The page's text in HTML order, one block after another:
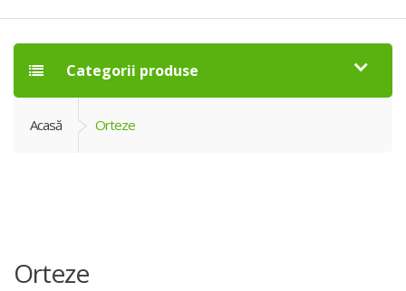
Categorii produse
Acasă Orteze
Orteze